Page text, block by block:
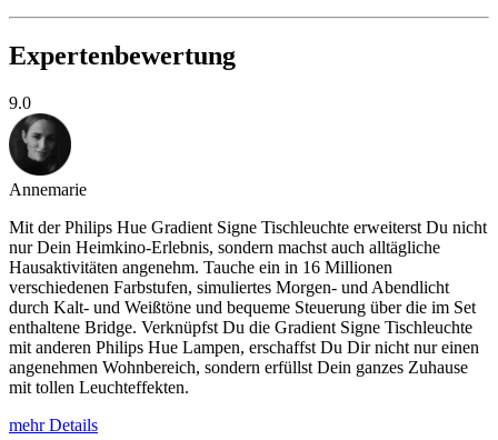
Expertenbewertung
9.0
Annemarie
Mit der Philips Hue Gradient Signe Tischleuchte erweiterst Du nicht
nur Dein Heimkino-Erlebnis, sondern machst auch alltägliche
Hausaktivitäten angenehm. Tauche ein in 16 Millionen
verschiedenen Farbstufen, simuliertes Morgen- und Abendlicht
durch Kalt- und Weißtöne und bequeme Steuerung über die im Set
enthaltene Bridge. Verknüpfst Du die Gradient Signe Tischleuchte
mit anderen Philips Hue Lampen, erschaffst Du Dir nicht nur einen
angenehmen Wohnbereich, sondern erfüllst Dein ganzes Zuhause
mit tollen Leuchteffekten.
mehr Details